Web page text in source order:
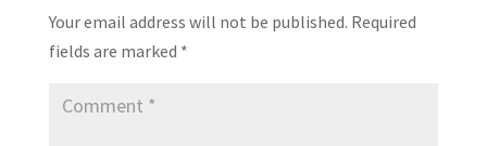
Your email address will not be published. Required
fields are marked *